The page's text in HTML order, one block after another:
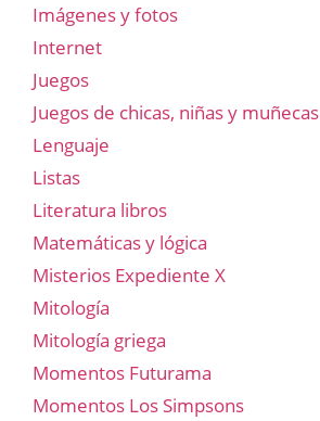
Imágenes y fotos
Internet
Juegos
Juegos de chicas, niñas y muñecas
Lenguaje
Listas
Literatura libros
Matemáticas y lógica
Misterios Expediente X
Mitología
Mitología griega
Momentos Futurama
Momentos Los Simpsons